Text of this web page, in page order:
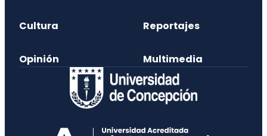
Cultura Reportajes
Opinión Multimedia